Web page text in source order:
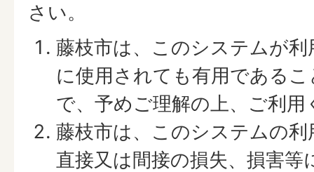
さい。
藤枝市は、このシステムが
に使用されても有用である
で、予めご理解の上、ご利用
藤枝市は、このシステムの
直接又は間接の損失、損害等